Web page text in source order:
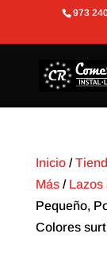
Abrir barra de
973
Inicio/
Más/ Lazos
Pequeño,
Colores